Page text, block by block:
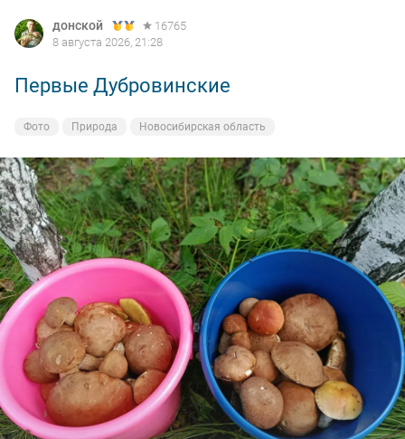
донской
16765
8 августа 2026, 21:28
Первые Дубровинские
Фото Природа Новосибирская область